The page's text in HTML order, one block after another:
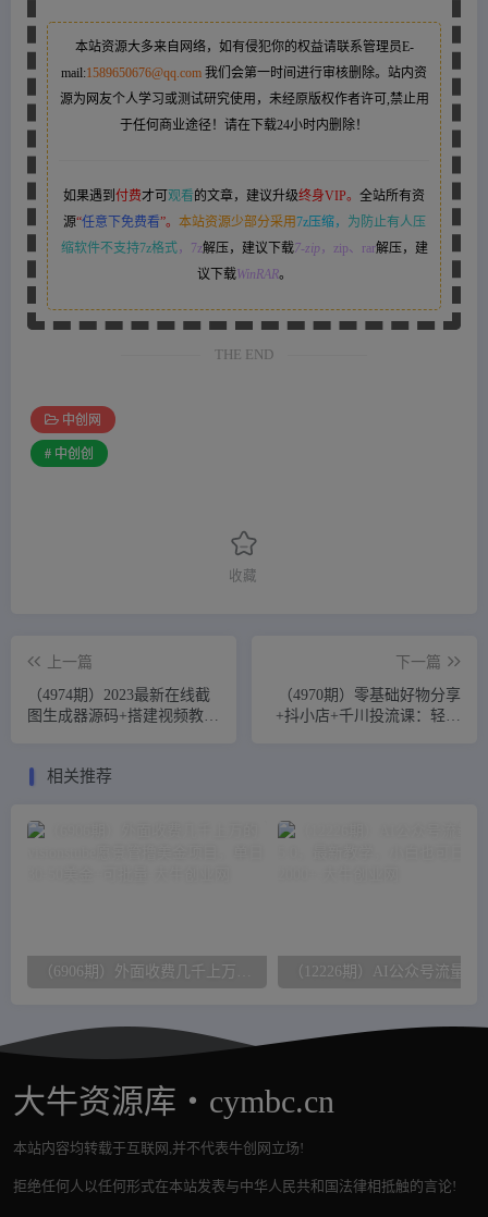
本站资源大多来自网络，如有侵犯你的权益请联系管理员E-
mail:1589650676@qq.com 我们会第一时间进行审核删除。站内资
源为网友个人学习或测试研究使用，未经原版权作者许可,禁止用
于任何商业途径！请在下载24小时内删除！
如果遇到 付费才可 观看 的文章，建议升级终身VIP。 全站所有资
源“任意下免费看”。 本站资源少部分采用7z压缩，
为防止有人压
缩软件不支持7z格式，7z解压，建议下载7-zip，zip、rar解压，建
议下载WinRAR。
THE END
中创网
# 中创创
收藏
上一篇
（4974期）2023最新在线截
图生成器源码+搭建视频教
下一篇
（4970期）零基础好物分享
+抖小店+千川投流课：轻松
相关推荐
大牛资源库・cymbc.cn
本站内容均转载于互联网,并不代表牛创网立场!
拒绝任何人以任何形式在本站发表与中华人民共和国法律相抵触的言论!